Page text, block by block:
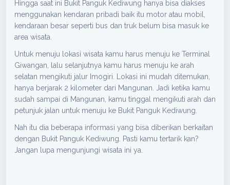
Hingga saat ini Bukit Panguk Kediwung hanya bisa diakses
menggunakan kendaran pribadi baik itu motor atau mobil,
kendaraan besar seperti bus dan truk belum bisa masuk ke
area wisata.
Untuk menuju lokasi wisata kamu harus menuju ke Terminal
Giwangan, lalu selanjutnya kamu harus menuju ke arah
selatan mengikuti jalur Imogiri. Lokasi ini mudah ditemukan,
hanya berjarak 2 kilometer dari Mangunan. Jadi ketika kamu
sudah sampai di Mangunan, kamu tinggal mengikuti arah dan
petunjuk jalan untuk menuju ke Bukit Panguk Kediwung.
Nah itu dia beberapa informasi yang bisa diberikan berkaitan
dengan Bukit Panguk Kediwung. Pasti kamu tertarik kan?
Jangan lupa mengunjungi wisata ini ya.